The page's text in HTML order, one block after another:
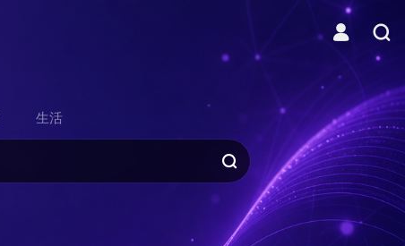
生活